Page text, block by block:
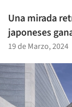
Una mirada
japoneses
19 de Marzo, 2024